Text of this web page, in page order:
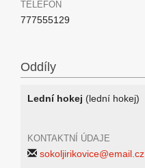
TELEFON
777555129
Oddíly
Lední hokej (lední hokej)
KONTAKTNÍ ÚDAJE
sokoljirikovice@email.cz